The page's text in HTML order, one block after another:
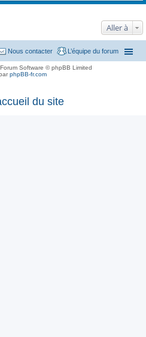
Aller à
L’équipe du forum
Nous contacter
Software © phpBB Limited
phpBB-fr.com
du site